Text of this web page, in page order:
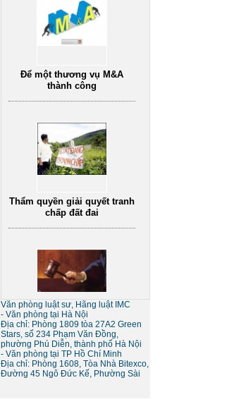
hôn nhân gia đình
Để một thương vụ M&A
thành công
Thẩm quyền giải quyết tranh
chấp đất đai
Sự khác nhau giữa tố tụng
tòa án và tố tụng bằng trọng
tài
Văn phòng luật sư, Hãng luật IMC
- Văn phòng tại Hà Nội
Địa chỉ: Phòng 1809 tòa 27A2 Green
Stars, số 234 Phạm Văn Đồng,
phường Phú Diễn, thành phố Hà Nội
- Văn phòng tại TP Hồ Chí Minh
Địa chỉ: Phòng 1608, Tòa Nhà Bitexco,
Đường 45 Ngô Đức Kế, Phường Sài